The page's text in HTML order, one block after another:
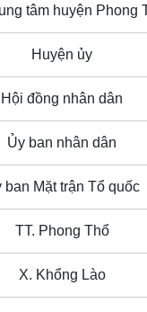
tâm huyện Phong
Huyện ủy
Hội đồng nhân dân
Ủy ban nhân dân
ban Mặt trận Tổ quốc
TT. Phong Thổ
X. Khổng Lào